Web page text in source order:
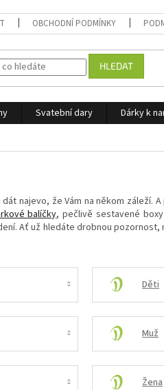
OBCHODNÍ PODMÍNKY
HLEDAT
Svatební dary Dárky k
najevo, že Vám na někom záleží.
balíčky, pečlivě sestavené
Ať už hledáte drobnou
Děti
Muž
Žena